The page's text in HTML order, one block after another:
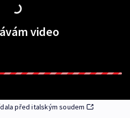
video
před italským soudem